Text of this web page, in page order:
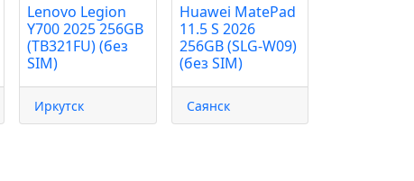
Lenovo Legion
Y700 2025 256GB
(TB321FU) (без
SIM)
Иркутск
Huawei MatePad
11.5 S 2026
256GB (SLG-W09)
(без SIM)
Саянск